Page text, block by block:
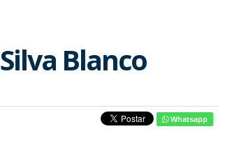
Blanco
Whatsapp